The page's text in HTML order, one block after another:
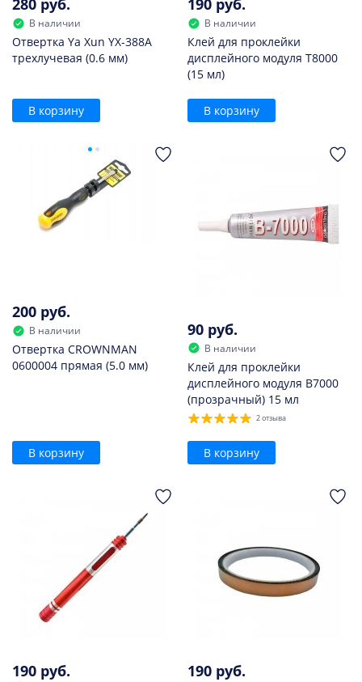
280 руб.
В наличии
Отвертка Ya Xun YX-388A
трехлучевая (0.6 мм)
В корзину
190 руб.
В наличии
Клей для проклейки
дисплейного модуля T8000
(15 мл)
В корзину
200 руб.
В наличии
Отвертка CROWNMAN
0600004 прямая (5.0 мм)
В корзину
90 руб.
В наличии
Клей для проклейки
дисплейного модуля B7000
(прозрачный) 15 мл
2 отзыва
В корзину
190 руб. 190 руб.